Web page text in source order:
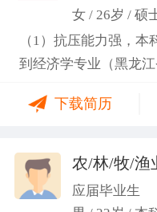
女 / 26岁 / 硕
（1）抗压能力强，
到经济学专业（黑龙
学；研一刚入学就跟
基金项目以及国家重
（2）沟通能力强，
理办公室担任助管，
下载简历
应届毕业生